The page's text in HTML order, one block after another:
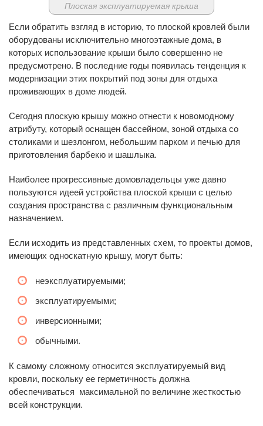
Плоская эксплуатируемая крыша
Если обратить взгляд в историю, то плоской кровлей были
оборудованы исключительно многоэтажные дома, в
которых использование крыши было совершенно не
предусмотрено. В последние годы появилась тенденция к
модернизации этих покрытий под зоны для отдыха
проживающих в доме людей.
Сегодня плоскую крышу можно отнести к новомодному
атрибуту, который оснащен бассейном, зоной отдыха со
столиками и шезлонгом, небольшим парком и печью для
приготовления барбекю и шашлыка.
Наиболее прогрессивные домовладельцы уже давно
пользуются идеей устройства плоской крыши с целью
создания пространства с различным функциональным
назначением.
Если исходить из представленных схем, то проекты домов,
имеющих односкатную крышу, могут быть:
неэксплуатируемыми;
эксплуатируемыми;
инверсионными;
обычными.
К самому сложному относится эксплуатируемый вид
кровли, поскольку ее герметичность должна
обеспечиваться максимальной по величине жесткостью
всей конструкции.